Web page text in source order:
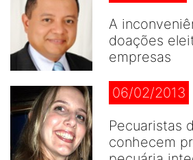
A
doações
empresas
06/02/2013
Pecuaristas
conhecem